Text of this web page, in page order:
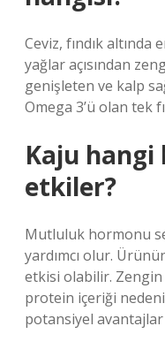
Ceviz, fındık altında
yağlar açısından
genişleten ve kalp
Omega 3’ü olan tek
Kaju
etkiler?
Mutluluk hormonu
yardımcı olur.
etkisi olabilir.
protein içeriği
potansiyel